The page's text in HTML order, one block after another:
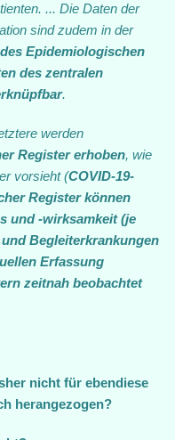
... Die Daten der
sind zudem in der
Epidemiologischen
des zentralen
.
werden
Register erhoben, wie
vorsieht (COVID-19-
Register können
und ‐wirksamkeit (je
Begleiterkrankungen
Erfassung
zeitnah beobachtet
nicht für ebendiese
herangezogen?